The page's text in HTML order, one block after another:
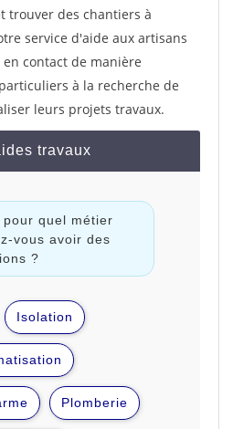
trouver des chantiers à
service d'aide aux artisans
contact de manière
à la recherche de
leurs projets travaux.